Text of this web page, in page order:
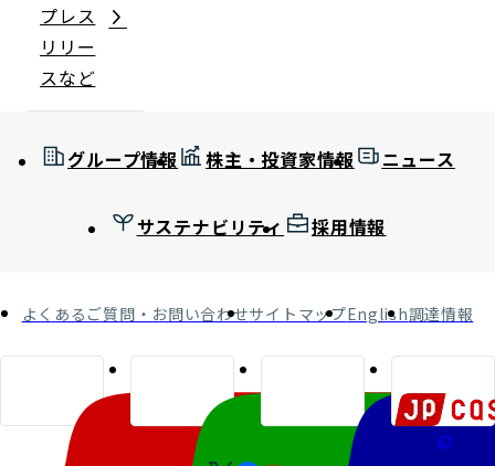
プレス
リリー
スなど
グループ情報 株主・投資家情報 ニュース
サステナビリティ 採用情報
よくあるご質問・お問い合わせサイトマップEnglish調達情報